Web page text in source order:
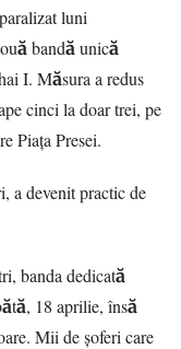
luni
bandă unică
I. Măsura a redus
cinci la doar trei, pe
Piața Presei.
a devenit practic de
banda dedicată
18 aprilie, însă
Mii de șoferi care